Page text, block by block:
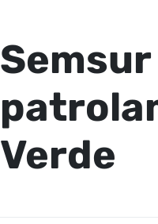
Verde